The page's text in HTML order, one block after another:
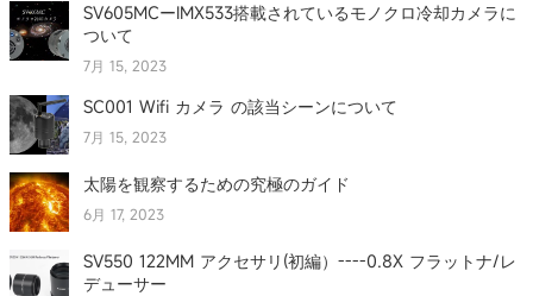
SV605MCーIMX533搭載されているモノクロ冷却カメラに
ついて
7月 15, 2023
SC001 Wifi カメラ の該当シーンについて
7月 15, 2023
太陽を観察するための究極のガイド
6月 17, 2023
SV550 122MM アクセサリ(初編）----0.8X フラットナ/レ
デューサー